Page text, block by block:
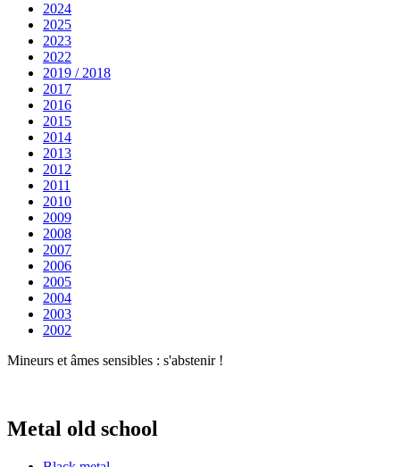
2024
2025
2023
2022
2019 / 2018
2017
2016
2015
2014
2013
2012
2011
2010
2009
2008
2007
2006
2005
2004
2003
2002
Mineurs et âmes sensibles : s'abstenir !
Metal old school